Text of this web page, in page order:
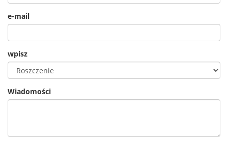
e-mail
wpisz
Wiadomości